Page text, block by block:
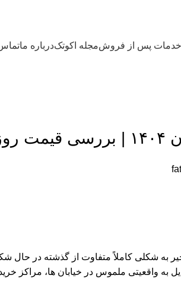
خدمات پس از فروشمجله اکوتکدرباره ما
به شکلی کاملاً متفاوت از گذشته در
به واقعیتی ملموس در خیابان ها،